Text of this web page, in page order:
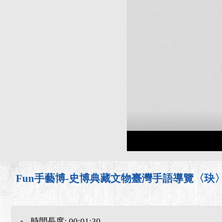
Fun手藝博-史博典藏文物臺灣手語導覽〈玦